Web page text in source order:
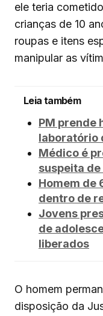
ele teria
crianças de 10
roupas e itens
manipular as
Leia também
PM prende
laboratório
Médico é
suspeita
Homem de
dentro de
Jovens
de
liberados
O homem
disposição da